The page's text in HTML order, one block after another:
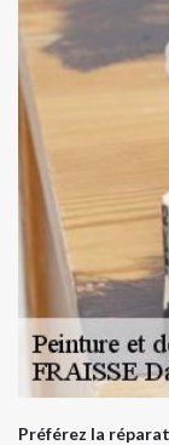
Préférez la